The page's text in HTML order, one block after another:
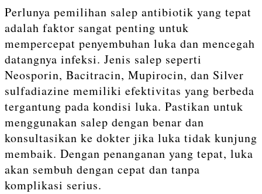
Perlunya pemilihan salep antibiotik yang tepat
adalah faktor sangat penting untuk
mempercepat penyembuhan luka dan mencegah
datangnya infeksi. Jenis salep seperti
Neosporin, Bacitracin, Mupirocin, dan Silver
sulfadiazine memiliki efektivitas yang berbeda
tergantung pada kondisi luka. Pastikan untuk
menggunakan salep dengan benar dan
konsultasikan ke dokter jika luka tidak kunjung
membaik. Dengan penanganan yang tepat, luka
akan sembuh dengan cepat dan tanpa
komplikasi serius.